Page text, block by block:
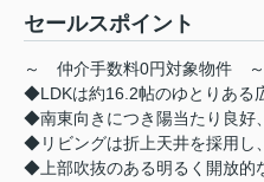
セールスポイント
～ 仲介手数料0円対象物件 ～
◆LDKは約16.2帖のゆとりある
◆南東向きにつき陽当たり良好
◆リビングは折上天井を採用し
◆上部吹抜のある明るく開放的